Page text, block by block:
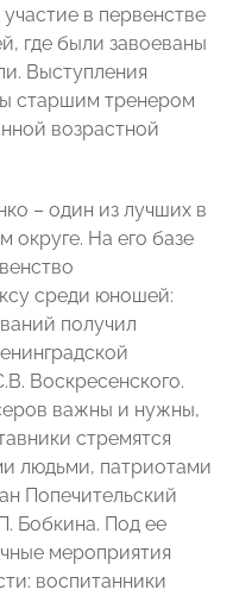
в первенстве
где были завоеваны
Выступления
старшим тренером
возрастной
– один из лучших в
округе. На его базе
среди юношей:
получил
Воскресенского.
важны и нужны,
стремятся
людьми, патриотами
Попечительский
Бобкина. Под ее
мероприятия
воспитанники